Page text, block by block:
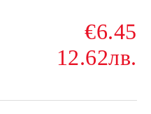
€6.45
12.62лв.